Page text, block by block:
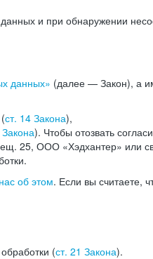
и при обнаружении
данных» (далее — Закон), а
ст. 14 Закона),
Закона). Чтобы отозвать
25, ООО «Хэдхантер» или
об этом. Если вы считаете,
(ст. 21 Закона).